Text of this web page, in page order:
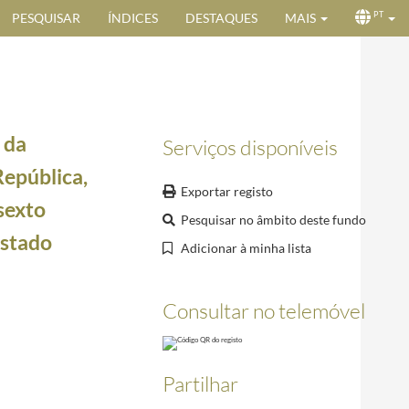
PESQUISAR ÍNDICES DESTAQUES MAIS PT
da República, Craveiro Lopes, desejando Feliz Ano Novo
Chefe de Estado
1957-08-03/1957-08-06
passagem do sexto aniversário da sua investidura como Chefe de Estado e
da sua investidura como Chefe de Estado 1957-08-09/1957-08-12
Serviços disponíveis
Exportar registo
Pesquisar no âmbito deste fundo
Adicionar à minha lista
Consultar no telemóvel
Partilhar